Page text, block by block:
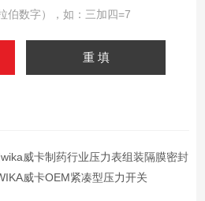
伯数字），如：三加四=7
威卡制药行业压力表组装隔膜密封
威卡OEM紧凑型压力开关